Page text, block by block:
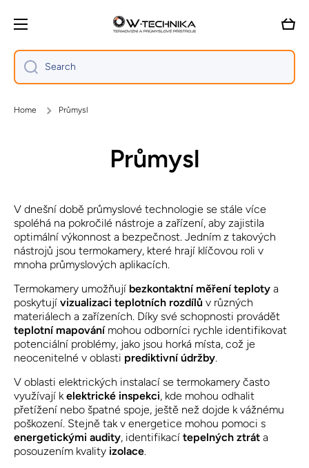
Skip to content
Cart
Search
Home Průmysl
Průmysl
V dnešní době průmyslové technologie se stále více
spoléhá na pokročilé nástroje a zařízení, aby zajistila
optimální výkonnost a bezpečnost. Jedním z takových
nástrojů jsou termokamery, které hrají klíčovou roli v
mnoha průmyslových aplikacích.
Termokamery umožňují bezkontaktní měření teploty a
poskytují vizualizaci teplotních rozdílů v různých
materiálech a zařízeních. Díky své schopnosti provádět
teplotní mapovánímohou odborníci rychle identifikovat
potenciální problémy, jako jsou horká místa, což je
neocenitelné v oblasti prediktivní údržby.
V oblasti elektrických instalací se termokamery často
využívají kelektrické inspekci, kde mohou odhalit
přetížení nebo špatné spoje, ještě než dojde k vážnému
poškození. Stejně tak v energetice mohou pomoci s
energetickými audity, identifikací tepelných ztrát a
posouzením kvality izolace.